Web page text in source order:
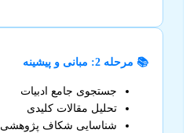
📚 مرحله 2: مبانی و پیشینه
جستجوی جامع ادبیات
تحلیل مقالات کلیدی
شناسایی شکاف پژوهشی